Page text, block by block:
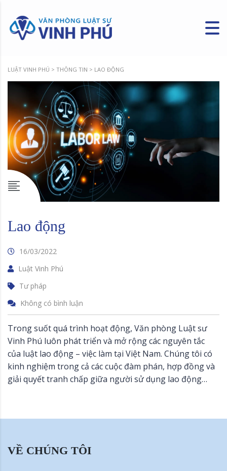
LUẬT VINH PHÚ > THÔNG TIN > LAO ĐỘNG
Lao động
16/03/2022
Luật Vinh Phú
Tư pháp
Không có bình luận
Trong suốt quá trình hoạt động, Văn phòng Luật sư
Vinh Phú luôn phát triển và mở rộng các nguyên tắc
của luật lao động – việc làm tại Việt Nam. Chúng tôi có
kinh nghiệm trong cả các cuộc đàm phán, hợp đồng và
giải quyết tranh chấp giữa người sử dụng lao động…
VỀ CHÚNG TÔI